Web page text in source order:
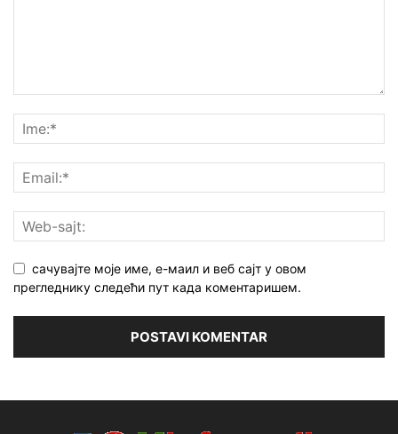
сачувајте моје име, е-маил и веб сајт у овом
прегледнику следећи пут када коментаришем.